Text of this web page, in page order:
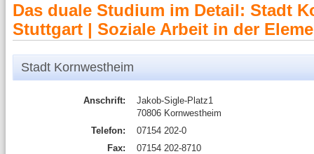
Das duale Studium im Detail: Stadt
Stuttgart | Soziale Arbeit in der
Stadt Kornwestheim
Anschrift:
Jakob-Sigle-Platz1
70806 Kornwestheim
Telefon:
07154 202-0
Fax:
07154 202-8710